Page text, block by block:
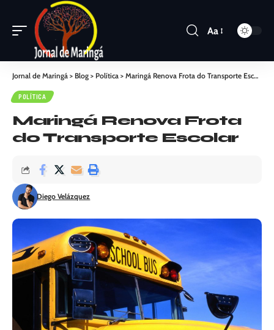
Aa
Jornal de Maringá > Blog > Política > Maringá Renova Frota do Transporte Escolar
POLÍTICA
Maringá Renova Frota
do Transporte Escolar
Diego Velázquez